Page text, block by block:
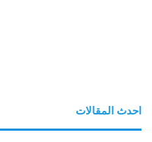
احدث المقالات